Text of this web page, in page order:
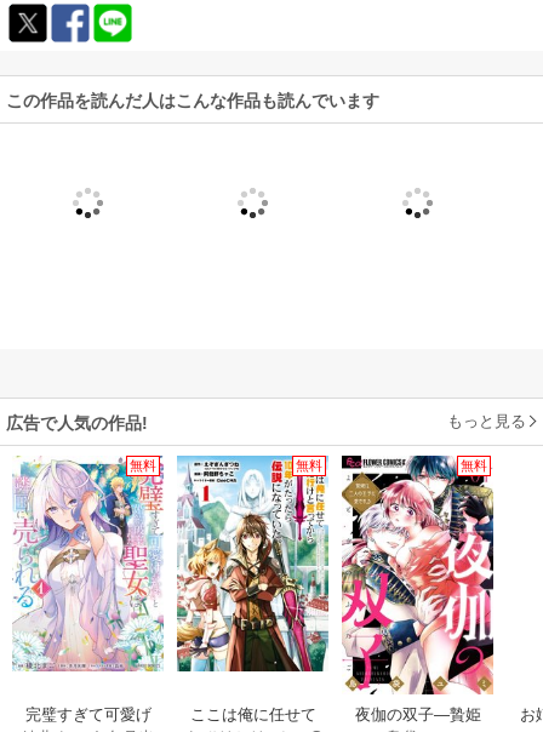
この作品を読んだ人はこんな作品も読んでいます
広告で人気の作品! もっと見る
無料
完璧すぎて可愛げ
無料
ここは俺に任せて
無料
夜伽の双子―贄姫
お